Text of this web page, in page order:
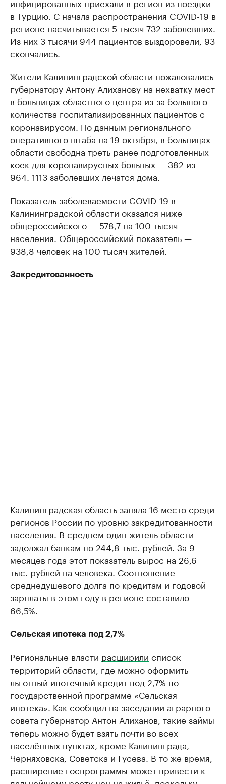
в Турцию. С начала распространения COVID-19 в
регионе насчитывается 5 тысяч 732 заболевших.
Из них 3 тысячи 944 пациентов выздоровели, 93
скончались.
Жители Калининградской области пожаловались
губернатору Антону Алиханову на нехватку мест
в больницах областного центра из-за большого
количества госпитализированных пациентов с
коронавирусом. По данным регионального
оперативного штаба на 19 октября, в больницах
области свободна треть ранее подготовленных
коек для коронавирусных больных — 382 из
964. 1113 заболевших лечатся дома.
Показатель заболеваемости COVID-19 в
Калининградской области оказался ниже
общероссийского — 578,7 на 100 тысяч
населения. Общероссийский показатель —
938,8 человек на 100 тысяч жителей.
Закредитованность
Калининградская областьзаняла 16 местосреди
регионов России по уровню закредитованности
населения. В среднем один житель области
задолжал банкам по 244,8 тыс. рублей. За 9
месяцев года этот показатель вырос на 26,6
тыс. рублей на человека. Соотношение
среднедушевого долга по кредитам и годовой
зарплаты в этом году в регионе составило
66,5%.
Сельская ипотека под 2,7%
Региональные власти расширили список
территорий области, где можно оформить
льготный ипотечный кредит под 2,7% по
государственной программе «Сельская
ипотека». Как сообщил на заседании аграрного
совета губернатор Антон Алиханов, такие займы
теперь можно будет взять почти во всех
населённых пунктах, кроме Калининграда,
Черняховска, Советска и Гусева. В то же время,
расширение госпрограммы может привести к